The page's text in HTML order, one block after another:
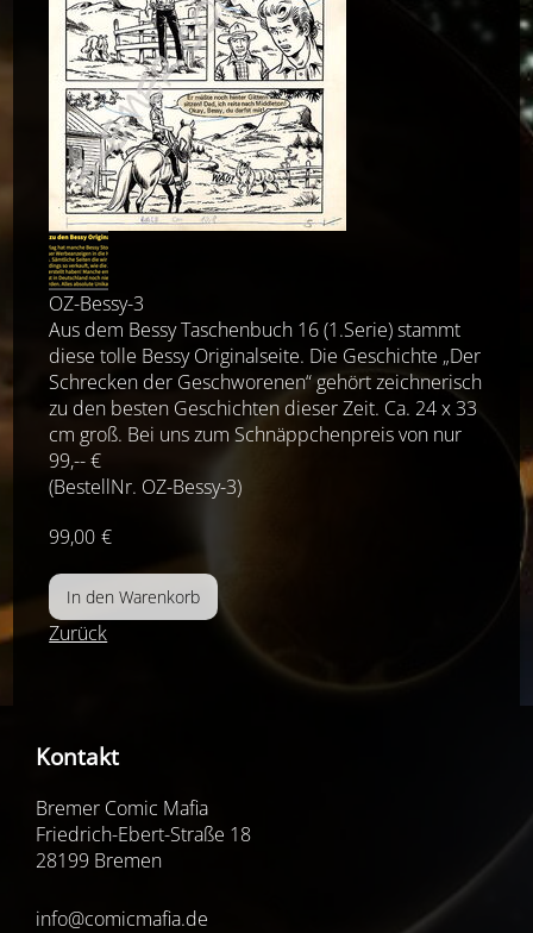
OZ-Bessy-3
Aus dem Bessy Taschenbuch 16 (1.Serie) stammt
diese tolle Bessy Originalseite. Die Geschichte „Der
Schrecken der Geschworenen“ gehört zeichnerisch
zu den besten Geschichten dieser Zeit. Ca. 24 x 33
cm groß. Bei uns zum Schnäppchenpreis von nur
99,-- €
(BestellNr. OZ-Bessy-3)
99,00 €
Zurück
Kontakt
Bremer Comic Mafia
Friedrich-Ebert-Straße 18
28199 Bremen
info@comicmafia.de